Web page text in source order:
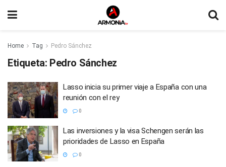
Home Tag Pedro Sánchez
Etiqueta: Pedro Sánchez
Lasso inicia su primer viaje a España con una
reunión con el rey
0
Las inversiones y la visa Schengen serán las
prioridades de Lasso en España
0